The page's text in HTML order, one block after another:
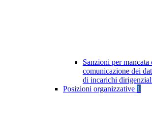
Sanzioni per mancata
comunicazione dei
di incarichi
Posizioni organizzative 1